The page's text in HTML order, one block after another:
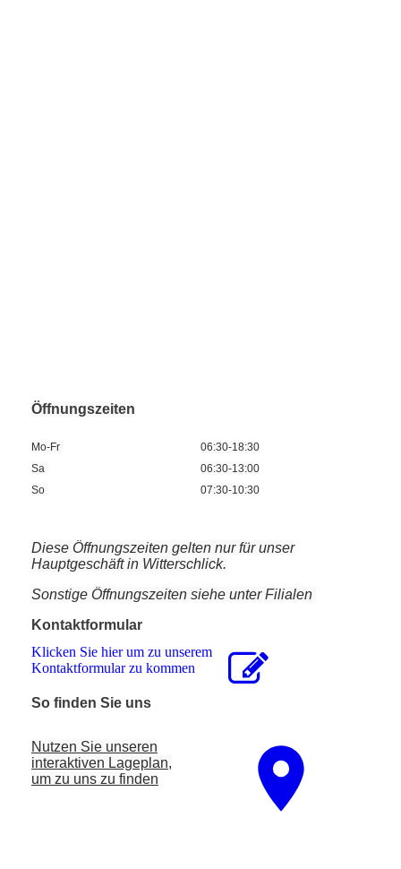
Öffnungszeiten
Mo-Fr
06:30-18:30
Sa
06:30-13:00
So
07:30-10:30
Diese Öffnungszeiten gelten nur für unser
Hauptgeschäft in Witterschlick.
Sonstige Öffnungszeiten siehe unter Filialen
Kontaktformular
Klicken Sie hier um zu unserem
Kon­takt­for­mu­lar zu kommen
So finden Sie uns
Nutzen Sie unseren
interaktiven La­ge­plan,
um zu uns zu finden